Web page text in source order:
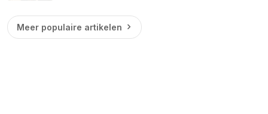
Meer populaire artikelen